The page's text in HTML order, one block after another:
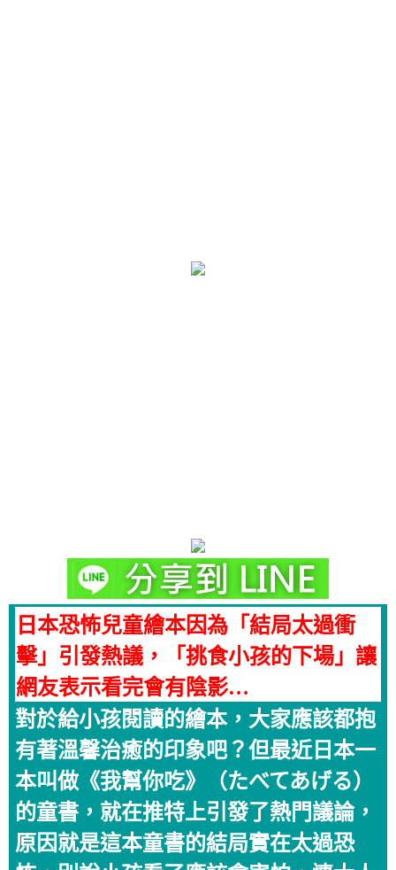
日本恐怖兒童繪本因為「結局太過衝
擊」引發熱議，「挑食小孩的下場」讓
網友表示看完會有陰影…
對於給小孩閱讀的繪本，大家應該都抱
有著溫馨治癒的印象吧？但最近日本一
本叫做《我幫你吃》（たべてあげる）
的童書，就在推特上引發了熱門議論，
原因就是這本童書的結局實在太過恐